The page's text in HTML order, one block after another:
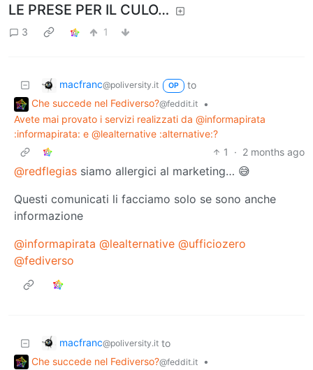
LE PRESE PER IL CULO…
3 1
macfranc@poliversity.it OP
to
Che succede nel Fediverso?@feddit.it
•
Avete mai provato i servizi realizzati da @informapirata
:informapirata: e @lealternative :alternative:?
1
· 2 months ago
@redflegias siamo allergici al marketing… 😅
Questi comunicati li facciamo solo se sono anche
informazione
@informapirata @lealternative @ufficiozero
@fediverso
macfranc@poliversity.it to
Che succede nel Fediverso?@feddit.it
•